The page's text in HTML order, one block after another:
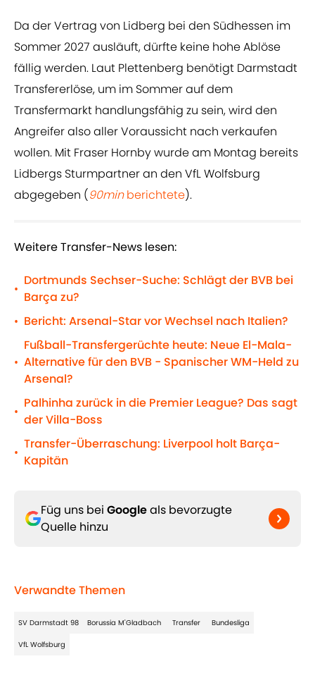
Da der Vertrag von Lidberg bei den Südhessen im
Sommer 2027 ausläuft, dürfte keine hohe Ablöse
fällig werden. Laut Plettenberg benötigt Darmstadt
Transfererlöse, um im Sommer auf dem
Transfermarkt handlungsfähig zu sein, wird den
Angreifer also aller Voraussicht nach verkaufen
wollen. Mit Fraser Hornby wurde am Montag bereits
Lidbergs Sturmpartner an den VfL Wolfsburg
abgegeben (90minberichtete).
Weitere Transfer-News lesen:
•
Dortmunds Sechser-Suche: Schlägt der BVB bei
Barça zu?
• Bericht: Arsenal-Star vor Wechsel nach Italien?
•
Fußball-Transfergerüchte heute: Neue El-Mala-
Alternative für den BVB - Spanischer WM-Held zu
Arsenal?
•
Palhinha zurück in die Premier League? Das sagt
der Villa-Boss
•
Transfer-Überraschung: Liverpool holt Barça-
Kapitän
Füg uns bei Googleals bevorzugte
Quelle hinzu
Verwandte Themen
SV Darmstadt 98 Borussia M'Gladbach Transfer Bundesliga
VfL Wolfsburg